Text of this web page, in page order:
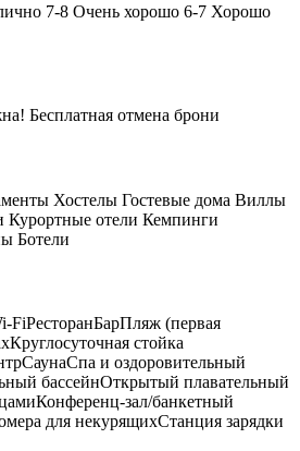
7-8 Очень хорошо 6-7 Хорошо
Бесплатная отмена брони
Хостелы Гостевые дома Виллы
Курортные отели Кемпинги
Ботели
FiРесторанБарПляж (первая
Круглосуточная стойка
СаунаСпа и оздоровительный
бассейнОткрытый плавательный
Конференц-зал/банкетный
для некурящихCтанция зарядки